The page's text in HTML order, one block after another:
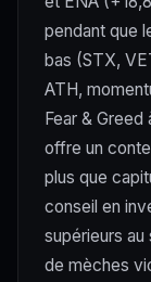
pendant que
bas (STX,
ATH,
Fear &
offre un
plus que
conseil en
supérieurs
de mèches